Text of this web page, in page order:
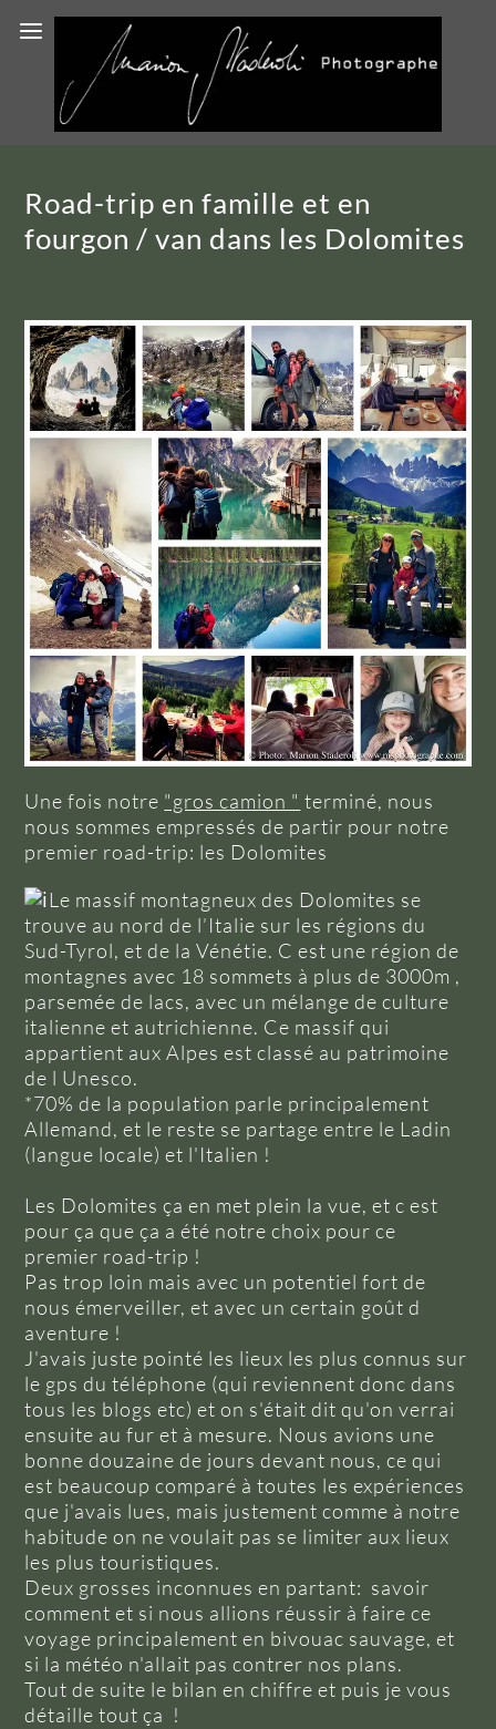
Road-trip en famille et en
fourgon / van dans les Dolomites
Une fois notre "gros camion " terminé, nous
nous sommes empressés de partir pour notre
premier road-trip: les Dolomites
Le massif montagneux des Dolomites se
trouve au nord de l’Italie sur les régions du
Sud-Tyrol, et de la Vénétie. C est une région de
montagnes avec 18 sommets à plus de 3000m ,
parsemée de lacs, avec un mélange de culture
italienne et autrichienne. Ce massif qui
appartient aux Alpes est classé au patrimoine
de l Unesco.
*70% de la population parle principalement
Allemand, et le reste se partage entre le Ladin
(langue locale) et l'Italien !
Les Dolomites ça en met plein la vue, et c est
pour ça que ça a été notre choix pour ce
premier road-trip !
Pas trop loin mais avec un potentiel fort de
nous émerveiller, et avec un certain goût d
aventure !
J'avais juste pointé les lieux les plus connus sur
le gps du téléphone (qui reviennent donc dans
tous les blogs etc) et on s'était dit qu'on verrai
ensuite au fur et à mesure. Nous avions une
bonne douzaine de jours devant nous, ce qui
est beaucoup comparé à toutes les expériences
que j'avais lues, mais justement comme à notre
habitude on ne voulait pas se limiter aux lieux
les plus touristiques.
Deux grosses inconnues en partant: savoir
comment et si nous allions réussir à faire ce
voyage principalement en bivouac sauvage, et
si la météo n'allait pas contrer nos plans.
Tout de suite le bilan en chiffre et puis je vous
détaille tout ça !